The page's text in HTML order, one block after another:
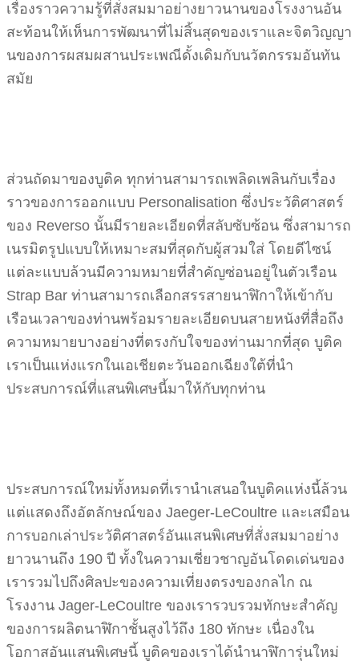
เรื่องราวความรู้ที่สั่งสมมาอย่างยาวนานของโรงงานอัน
สะท้อนให้เห็นการพัฒนาที่ไม่สิ้นสุดของเราและจิตวิญญา
นของการผสมผสานประเพณีดั้งเดิมกับนวัตกรรมอันทัน
สมัย
ส่วนถัดมาของบูติค ทุกท่านสามารถเพลิดเพลินกับเรื่อง
ราวของการออกแบบ Personalisation ซึ่งประวัติศาสตร์
ของ Reverso นั้นมีรายละเอียดที่สลับซับซ้อน ซึ่งสามารถ
เนรมิตรูปแบบให้เหมาะสมที่สุดกับผู้สวมใส่ โดยดีไซน์
แต่ละแบบล้วนมีความหมายที่สำคัญซ่อนอยู่ในตัวเรือน
Strap Bar ท่านสามารถเลือกสรรสายนาฬิกาให้เข้ากับ
เรือนเวลาของท่านพร้อมรายละเอียดบนสายหนังที่สื่อถึง
ความหมายบางอย่างที่ตรงกับใจของท่านมากที่สุด บูติค
เราเป็นแห่งแรกในเอเชียตะวันออกเฉียงใต้ที่นำ
ประสบการณ์ที่แสนพิเศษนี้มาให้กับทุกท่าน
ประสบการณ์ใหม่ทั้งหมดที่เรานำเสนอในบูติคแห่งนี้ล้วน
แต่แสดงถึงอัตลักษณ์ของ Jaeger-LeCoultre และเสมือน
การบอกเล่าประวัติศาสตร์อันแสนพิเศษที่สั่งสมมาอย่าง
ยาวนานถึง 190 ปี ทั้งในความเชี่ยวชาญอันโดดเด่นของ
เรารวมไปถึงศิลปะของความเที่ยงตรงของกลไก ณ
โรงงาน Jager-LeCoultre ของเรารวบรวมทักษะสำคัญ
ของการผลิตนาฬิกาชั้นสูงไว้ถึง 180 ทักษะ เนื่องใน
โอกาสอันแสนพิเศษนี้ บูติคของเราได้นำนาฬิการุ่นใหม่